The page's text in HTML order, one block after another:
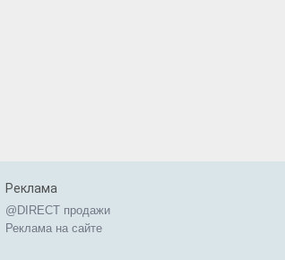
Реклама
@DIRECT продажи
Реклама на сайте